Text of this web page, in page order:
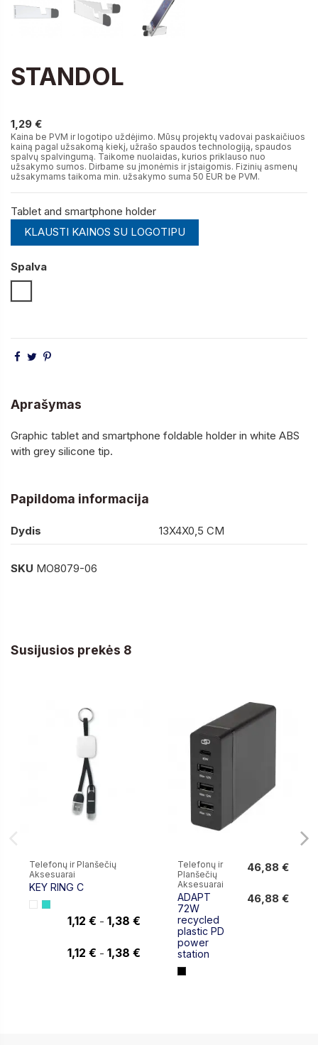
STANDOL
1,29 €
Kaina be PVM ir logotipo uždėjimo. Mūsų projektų vadovai paskaičiuos
kainą pagal užsakomą kiekį, užrašo spaudos technologiją, spaudos
spalvų spalvingumą. Taikome nuolaidas, kurios priklauso nuo
užsakymo sumos. Dirbame su įmonėmis ir įstaigomis. Fizinių asmenų
užsakymams taikoma min. užsakymo suma 50 EUR be PVM.
Tablet and smartphone holder
KLAUSTI KAINOS SU LOGOTIPU
Spalva
Aprašymas
Graphic tablet and smartphone foldable holder in white ABS
with grey silicone tip.
Papildoma informacija
Dydis 13X4X0,5 CM
SKU MO8079-06
Susijusios prekės 8
Telefonų ir Planšečių
Aksesuarai
KEY RING C
1,12 € - 1,38 €
1,12 € - 1,38 €
Telefonų ir
Planšečių
Aksesuarai
ADAPT
72W
recycled
plastic PD
power
station
46,88 €
46,88 €